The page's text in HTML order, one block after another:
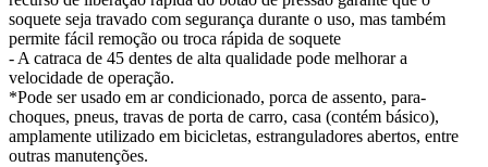
soquete seja travado com segurança durante o uso, mas também
permite fácil remoção ou troca rápida de soquete
- A catraca de 45 dentes de alta qualidade pode melhorar a
velocidade de operação.
*Pode ser usado em ar condicionado, porca de assento, para-
choques, pneus, travas de porta de carro, casa (contém básico),
amplamente utilizado em bicicletas, estranguladores abertos, entre
outras manutenções.